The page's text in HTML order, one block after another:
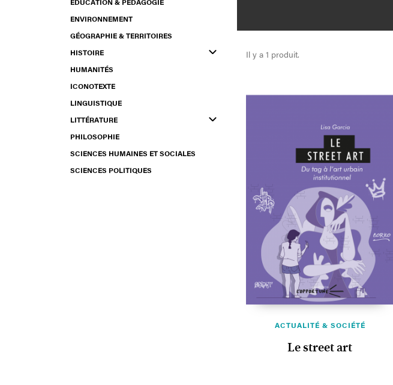
ENVIRONNEMENT
GÉOGRAPHIE & TERRITOIRES
HISTOIRE
HUMANITÉS
ICONOTEXTE
LINGUISTIQUE
LITTÉRATURE
PHILOSOPHIE
SCIENCES HUMAINES ET SOCIALES
SCIENCES POLITIQUES
Il y a 1 produit.
ACTUALITÉ & SOCIÉTÉ
Le street art